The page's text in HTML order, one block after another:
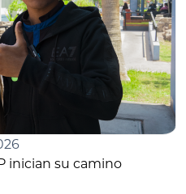
inician su camino